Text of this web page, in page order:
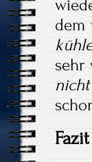
dem
sehr
Fazit